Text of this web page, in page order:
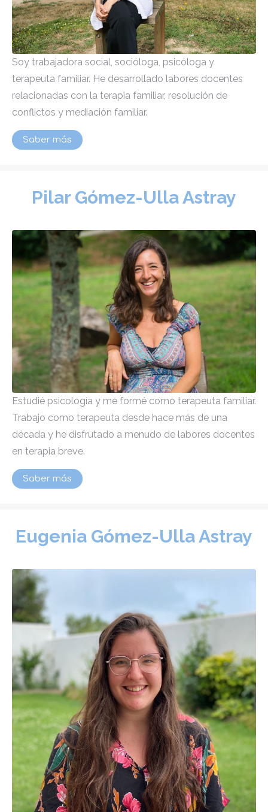
Soy trabajadora social, socióloga, psicóloga y
terapeuta familiar. He desarrollado labores docentes
relacionadas con la terapia familiar, resolución de
conflictos y mediación familiar.
Saber más
Pilar Gómez-Ulla Astray
Estudié psicología y me formé como terapeuta familiar.
Trabajo como terapeuta desde hace más de una
década y he disfrutado a menudo de labores docentes
en terapia breve.
Saber más
Eugenia Gómez-Ulla Astray